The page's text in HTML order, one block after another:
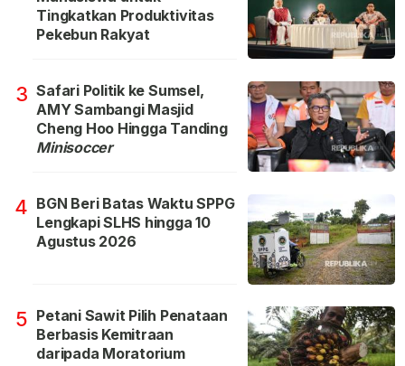
Tingkatkan Produktivitas
Pekebun Rakyat
3 Safari Politik ke Sumsel,
AMY Sambangi Masjid
Cheng Hoo Hingga Tanding
Minisoccer
4 BGN Beri Batas Waktu SPPG
Lengkapi SLHS hingga 10
Agustus 2026
5 Petani Sawit Pilih Penataan
Berbasis Kemitraan
daripada Moratorium